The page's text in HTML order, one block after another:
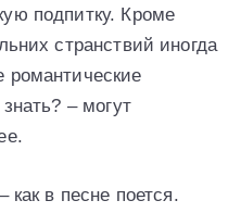
подпитку. Кроме
странствий иногда
романтические
– могут
как в песне поется.